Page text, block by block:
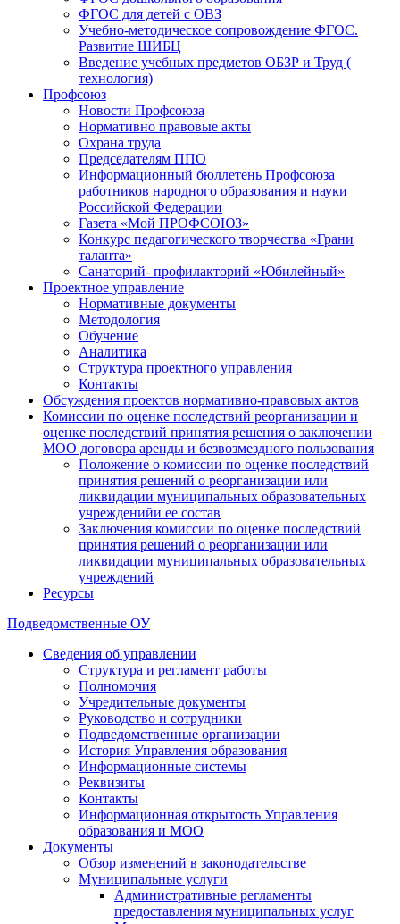
ФГОС для детей с ОВЗ
Учебно-методическое сопровождение ФГОС.
Развитие ШИБЦ
Введение учебных предметов ОБЗР и Труд (
технология)
Профсоюз
Новости Профсоюза
Нормативно правовые акты
Охрана труда
Председателям ППО
Информационный бюллетень Профсоюза
работников народного образования и науки
Российской Федерации
Газета «Мой ПРОФСОЮЗ»
Конкурс педагогического творчества «Грани
таланта»
Санаторий- профилакторий «Юбилейный»
Проектное управление
Нормативные документы
Методология
Обучение
Аналитика
Структура проектного управления
Контакты
Обсуждения проектов нормативно-правовых актов
Комиссии по оценке последствий реорганизации и
оценке последствий принятия решения о заключении
МОО договора аренды и безвозмездного пользования
Положение о комиссии по оценке последствий
принятия решений о реорганизации или
ликвидации муниципальных образовательных
учрежденийи ее состав
Заключения комиссии по оценке последствий
принятия решений о реорганизации или
ликвидации муниципальных образовательных
учреждений
Ресурсы
Подведомственные ОУ
Сведения об управлении
Структура и регламент работы
Полномочия
Учредительные документы
Руководство и сотрудники
Подведомственные организации
История Управления образования
Информационные системы
Реквизиты
Контакты
Информационная открытость Управления
образования и МОО
Документы
Обзор изменений в законодательстве
Муниципальные услуги
Административные регламенты
предоставления муниципальных услуг